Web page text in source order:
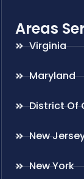
Areas
Virginia
Maryland
District Of
New
New York